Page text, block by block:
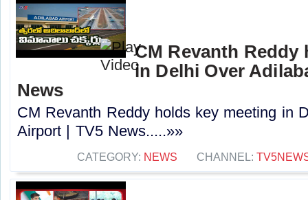
CM Revanth Reddy
in Delhi Over
News
CM Revanth Reddy holds key meeting in
Airport | TV5 News.....»»
CATEGORY: NEWS CHANNEL: